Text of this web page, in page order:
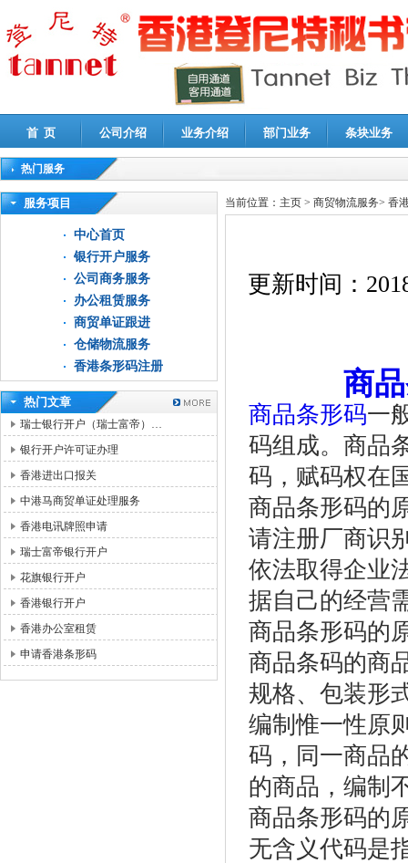
首 页 公司介绍 业务介绍 部门业务 条块业务
热门服务
高新技术企业认定审计|企业所得税汇算清缴申报鉴证
服务项目
中心首页
银行开户服务
公司商务服务
办公租赁服务
商贸单证跟进
仓储物流服务
香港条形码注册
热门文章
瑞士银行开户（瑞士富帝）…
银行开户许可证办理
香港进出口报关
中港马商贸单证处理服务
香港电讯牌照申请
瑞士富帝银行开户
花旗银行开户
香港银行开户
香港办公室租赁
申请香港条形码
当前位置： 主页 > 商贸物流服务> 香
更新时间：
商
商品条形码一
码组成。商品
码，赋码权在
商品条形码的
请注册厂商识
依法取得企业
据自己的经营
商品条形码的
商品条码的商
规格、包装形
编制惟一性原
码，同一商品
的商品，编制
商品条形码的
无含义代码是